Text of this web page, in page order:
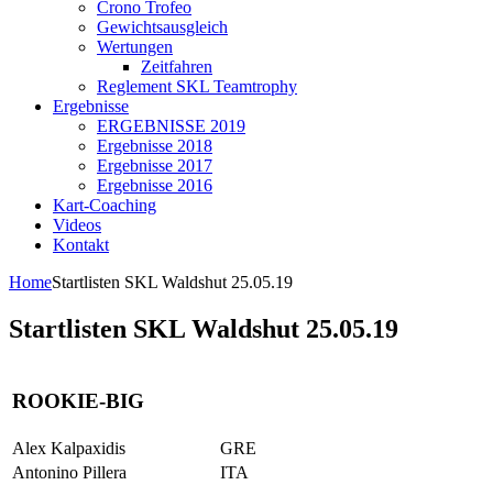
Crono Trofeo
Gewichtsausgleich
Wertungen
Zeitfahren
Reglement SKL Teamtrophy
Ergebnisse
ERGEBNISSE 2019
Ergebnisse 2018
Ergebnisse 2017
Ergebnisse 2016
Kart-Coaching
Videos
Kontakt
HomeStartlisten SKL Waldshut 25.05.19
Startlisten SKL Waldshut 25.05.19
ROOKIE-BIG
Alex Kalpaxidis
GRE
Antonino Pillera
ITA